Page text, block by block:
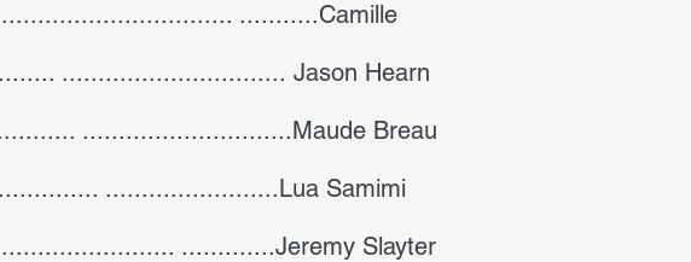
...........Camille
............................... Jason Hearn
.............................Maude Breau
........................Lua Samimi
.............Jeremy Slayter